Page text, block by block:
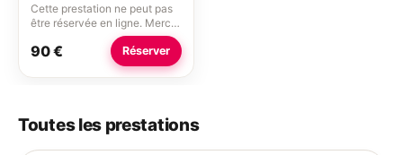
Cette prestation ne peut pas
être réservée en ligne. Merci
d'appeler le 07 56 86 86 51.
90 € Réserver
Toutes les prestations